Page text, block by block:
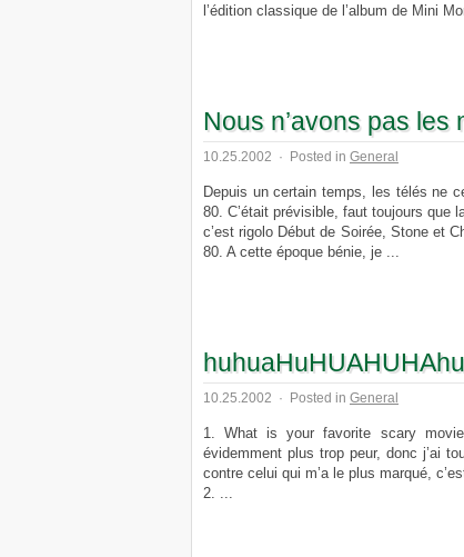
l’édition classique de l’album de Mini
Nous n’avons pas les
10.25.2002 · Posted in General
Depuis un certain temps, les télés ne
80. C’était prévisible, faut toujours que
c’est rigolo Début de Soirée, Stone et
80. A cette époque bénie, je ...
10.25.2002 · Posted in General
1. What is your favorite scary
évidemment plus trop peur, donc j’ai
contre celui qui m’a le plus marqué,
2. ...